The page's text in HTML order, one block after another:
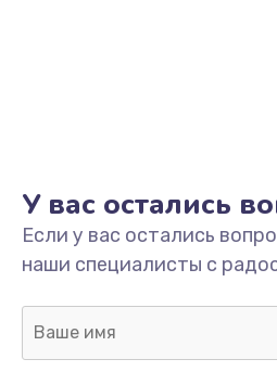
Замена/Pемонт
1300 руб.
Ремонт
У вас остались
Если у вас остались
наши специалисты с